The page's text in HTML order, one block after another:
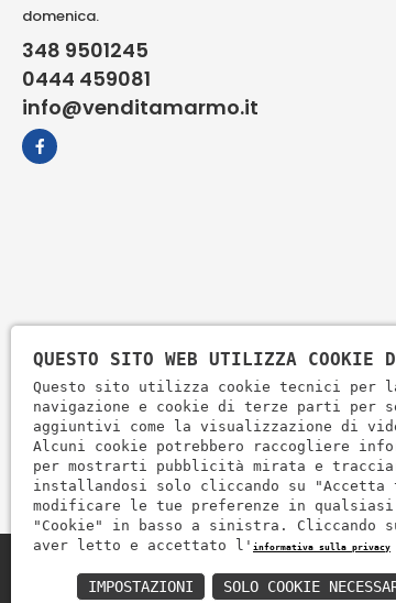
domenica.
348 9501245
0444 459081
info@venditamarmo.it
Zem Marmi P.I. 03463990246
QUESTO SITO WEB UTILIZZA COOKIE
Questo sito utilizza cookie tecnici per
navigazione e cookie di terze parti per
aggiuntivi come la visualizzazione di
Alcuni cookie potrebbero raccogliere
per mostrarti pubblicità mirata e
installandosi solo cliccando su
modificare le tue preferenze in
"Cookie" in basso a sinistra. Cliccando
aver letto e accettato l' informativa sulla privacy
SOLO COOKIE
IMPOSTAZIONI